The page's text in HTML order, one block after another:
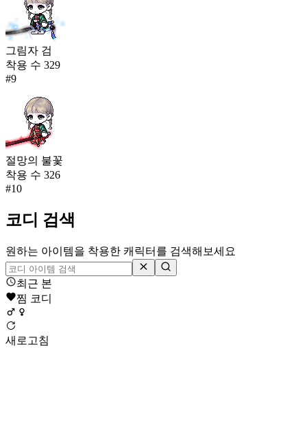
그림자 검
착용 수 329
#9
절망의 불꽃
착용 수 326
#10
코디 검색
원하는 아이템을 착용한 캐릭터를 검색해보세요
최근 본
찜 코디
새로고침